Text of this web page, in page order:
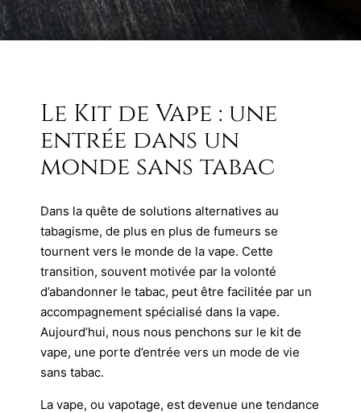
Le Kit de Vape : une
entrée dans un
monde sans tabac
Dans la quête de solutions alternatives au
tabagisme, de plus en plus de fumeurs se
tournent vers le monde de la vape. Cette
transition, souvent motivée par la volonté
d’abandonner le tabac, peut être facilitée par un
accompagnement spécialisé dans la vape.
Aujourd’hui, nous nous penchons sur le kit de
vape, une porte d’entrée vers un mode de vie
sans tabac.
La vape, ou vapotage, est devenue une tendance